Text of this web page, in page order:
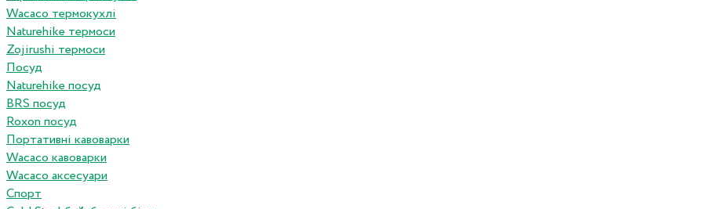
Wacaco термокухлі
Naturehike термоси
Zojirushi термоси
Посуд
Naturehike посуд
BRS посуд
Roxon посуд
Портативні кавоварки
Wacaco кавоварки
Wacaco аксесуари
Спорт